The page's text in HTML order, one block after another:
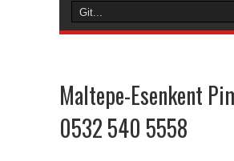
Maltepe-Esenkent
0532 540 5558